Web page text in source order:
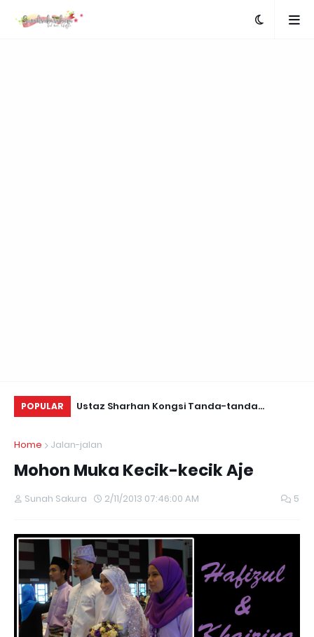
POPULAR
Ustaz Sharhan Kongsi Tanda-tanda
Home Jalan-jalan
Mohon Muka Kecik-kecik Aje
Sunah Sakura 2/11/2013 07:46:00 AM 5